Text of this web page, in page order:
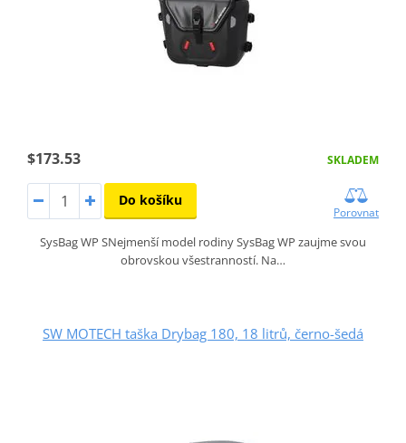
$173.53 SKLADEM
Do košíku
Porovnat
SysBag WP SNejmenší model rodiny SysBag WP zaujme svou
obrovskou všestranností. Na…
SW MOTECH taška Drybag 180, 18 litrů, černo-šedá